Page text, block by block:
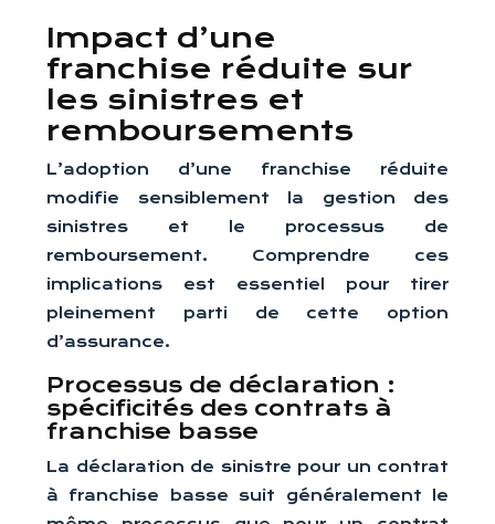
Impact d’une
franchise réduite sur
les sinistres et
remboursements
L’adoption d’une franchise réduite
modifie sensiblement la gestion des
sinistres et le processus de
remboursement. Comprendre ces
implications est essentiel pour tirer
pleinement parti de cette option
d’assurance.
Processus de déclaration :
spécificités des contrats à
franchise basse
La déclaration de sinistre pour un contrat
à franchise basse suit généralement le